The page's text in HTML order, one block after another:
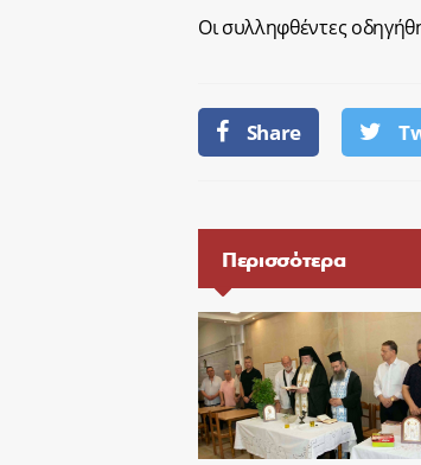
Οι συλληφθέντες
Share
Περισσότερα